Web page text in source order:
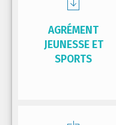
AGRÉMENT
JEUNESSE ET
SPORTS